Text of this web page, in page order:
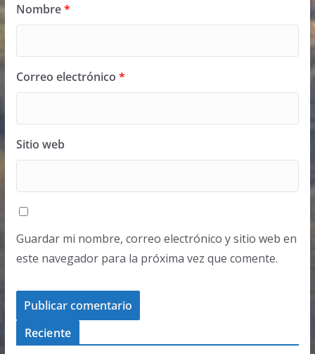
Nombre*
Correo electrónico *
Sitio web
Guardar mi nombre, correo electrónico y sitio web en
este navegador para la próxima vez que comente.
Reciente